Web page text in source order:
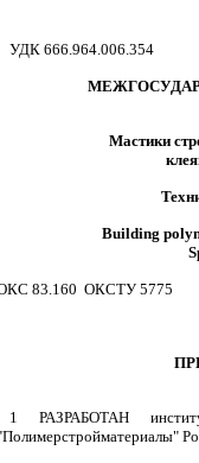
УДК
Мастики
Building
83.160
1 РАЗРАБОТАН